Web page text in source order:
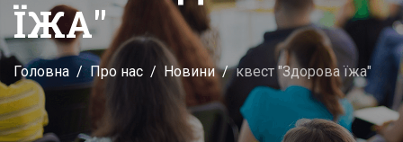
ЇЖА"
Головна Про нас Новини квест "Здорова їжа"